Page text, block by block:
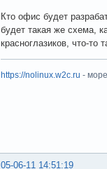
Кто офис будет
будет такая же схема,
красноглазиков, что-то
https://nolinux.w2c.ru -
05-06-11 14:51:19